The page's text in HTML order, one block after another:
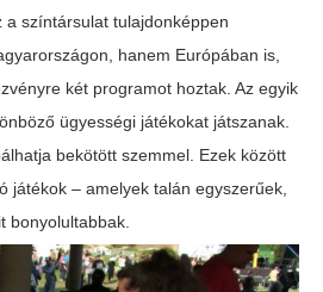
színtársulat tulajdonképpen
hanem Európában is,
két programot hoztak. Az egyik
ügyességi játékokat játszanak.
bekötött szemmel. Ezek között
játékok – amelyek talán egyszerűek,
bonyolultabbak.